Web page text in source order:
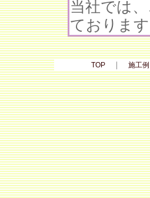
当社では
ておりま
TOP｜ 施工例